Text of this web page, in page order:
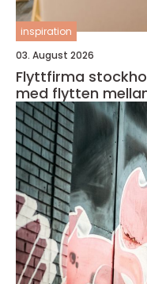
inspiration
03. August 2026
Flyttfirma stockholm
med flytten